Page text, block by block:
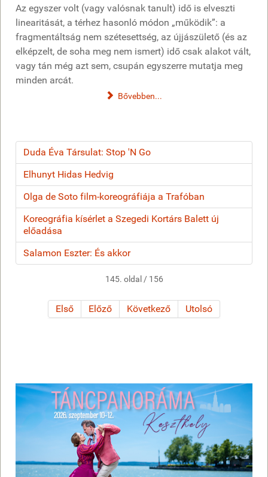
Az egyszer volt (vagy valósnak tanult) idő is elveszti
linearitását, a térhez hasonló módon „működik”: a
fragmentáltság nem szétesettség, az újjászülető (és az
elképzelt, de soha meg nem ismert) idő csak alakot vált,
vagy tán még azt sem, csupán egyszerre mutatja meg
minden arcát.
Bővebben...
Duda Éva Társulat: Stop 'N Go
Elhunyt Hidas Hedvig
Olga de Soto film-koreográfiája a Trafóban
Koreográfia kísérlet a Szegedi Kortárs Balett új
előadása
Salamon Eszter: És akkor
145. oldal / 156
Első Előző Következő Utolsó